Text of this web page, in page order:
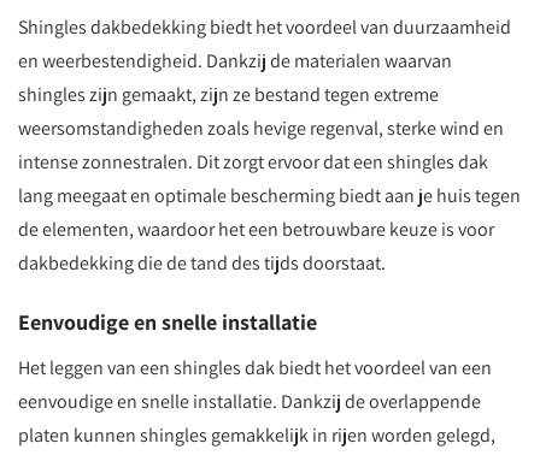
Shingles dakbedekking biedt het voordeel van duurzaamheid
en weerbestendigheid. Dankzij de materialen waarvan
shingles zijn gemaakt, zijn ze bestand tegen extreme
weersomstandigheden zoals hevige regenval, sterke wind en
intense zonnestralen. Dit zorgt ervoor dat een shingles dak
lang meegaat en optimale bescherming biedt aan je huis tegen
de elementen, waardoor het een betrouwbare keuze is voor
dakbedekking die de tand des tijds doorstaat.
Eenvoudige en snelle installatie
Het leggen van een shingles dak biedt het voordeel van een
eenvoudige en snelle installatie. Dankzij de overlappende
platen kunnen shingles gemakkelijk in rijen worden gelegd,